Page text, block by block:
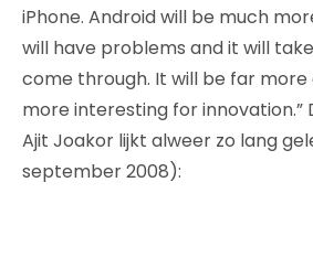
iPhone. Android will be much
will have problems and it will
come through. It will be far
more interesting for innovation.”
Ajit Joakor lijkt alweer zo lang
september 2008):